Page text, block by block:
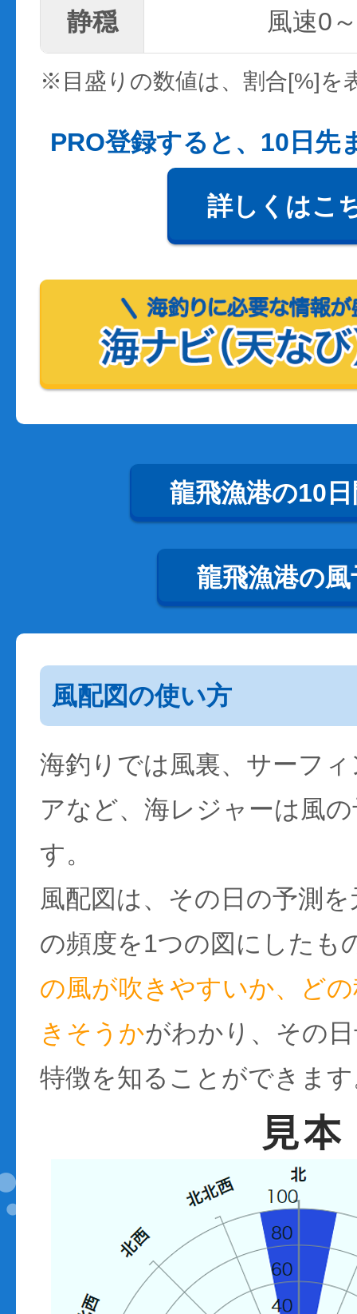
静穏 風速0
※目盛りの数値は、割合[%]を
PRO登録すると、10日先
詳しくはこ
龍飛漁港の10
龍飛漁港の風
風配図の使い方
海釣りでは風裏、サーフ
アなど、海レジャーは風
す。
風配図は、その日の予測
の頻度を1つの図にしたも
の風が吹きやすいか、ど
きそうかがわかり、その
特徴を知ることができま